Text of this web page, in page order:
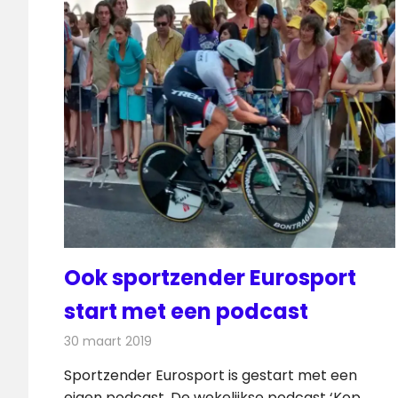
Ook sportzender Eurosport
start met een podcast
30 maart 2019
Sportzender Eurosport is gestart met een